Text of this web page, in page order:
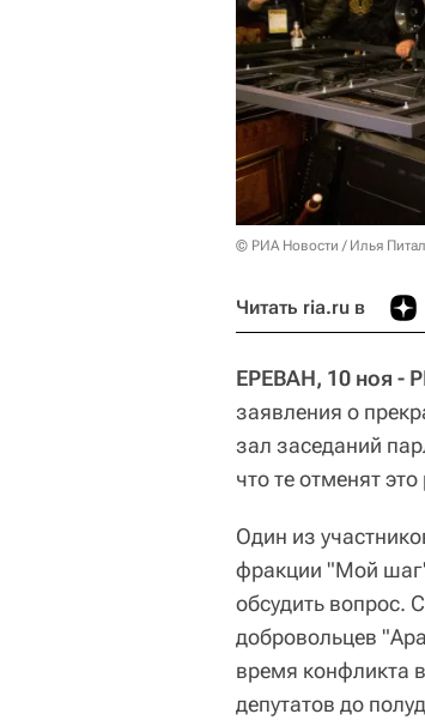
© РИА Новости / Илья
Читать ria.ru в
ЕРЕВАН, 10 ноя -
заявления о
зал заседаний
что те отменят
Один из
фракции "Мой шаг"
обсудить вопрос.
добровольцев
время конфликта
депутатов до